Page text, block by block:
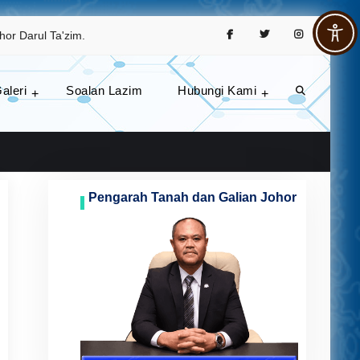
Darul Ta'zim. FacebookTwitterInstagram
awam dan agensi.
Soalan Lazim Hubungi Kami Search
Pengarah Tanah dan Galian Johor